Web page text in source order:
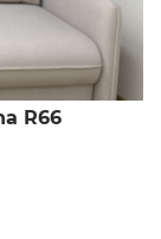
R66